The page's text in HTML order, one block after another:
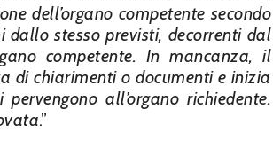
dell’organo competente secondo
stesso previsti, decorrenti dal
competente. In mancanza, il
di chiarimenti o documenti e inizia
all’organo richiedente.
.”